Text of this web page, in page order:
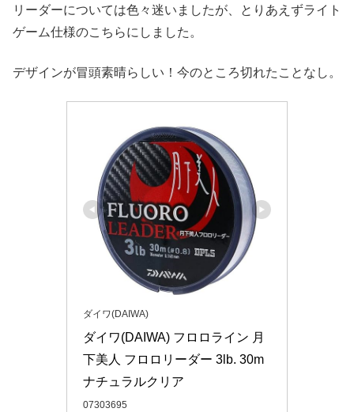
リーダーについては色々迷いましたが、とりあえずライト
ゲーム仕様のこちらにしました。
デザインが冒頭素晴らしい！今のところ切れたことなし。
ダイワ(DAIWA)
ダイワ(DAIWA) フロロライン 月
下美人 フロロリーダー 3lb. 30m
ナチュラルクリア
07303695